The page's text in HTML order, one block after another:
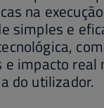
na
simples e
e impacto real
do utilizador.